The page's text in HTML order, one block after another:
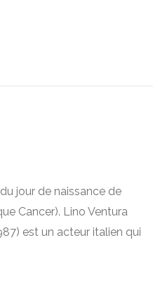
jour de naissance de
Cancer). Lino Ventura
est un acteur italien qui